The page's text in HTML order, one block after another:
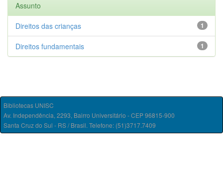
Assunto
1
Direitos das crianças
1
Direitos fundamentais
Bibliotecas UNISC
Av. Independência, 2293, Bairro Universitário - CEP 96815-900
Santa Cruz do Sul - RS / Brasil. Telefone: (51)3717.7409